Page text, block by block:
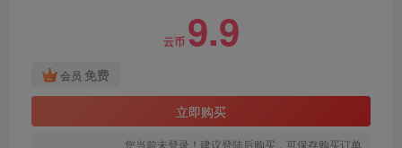
云币 9.9
会员 免费
立即购买
您当前未登录！建议登陆后购买，可保存购买订单